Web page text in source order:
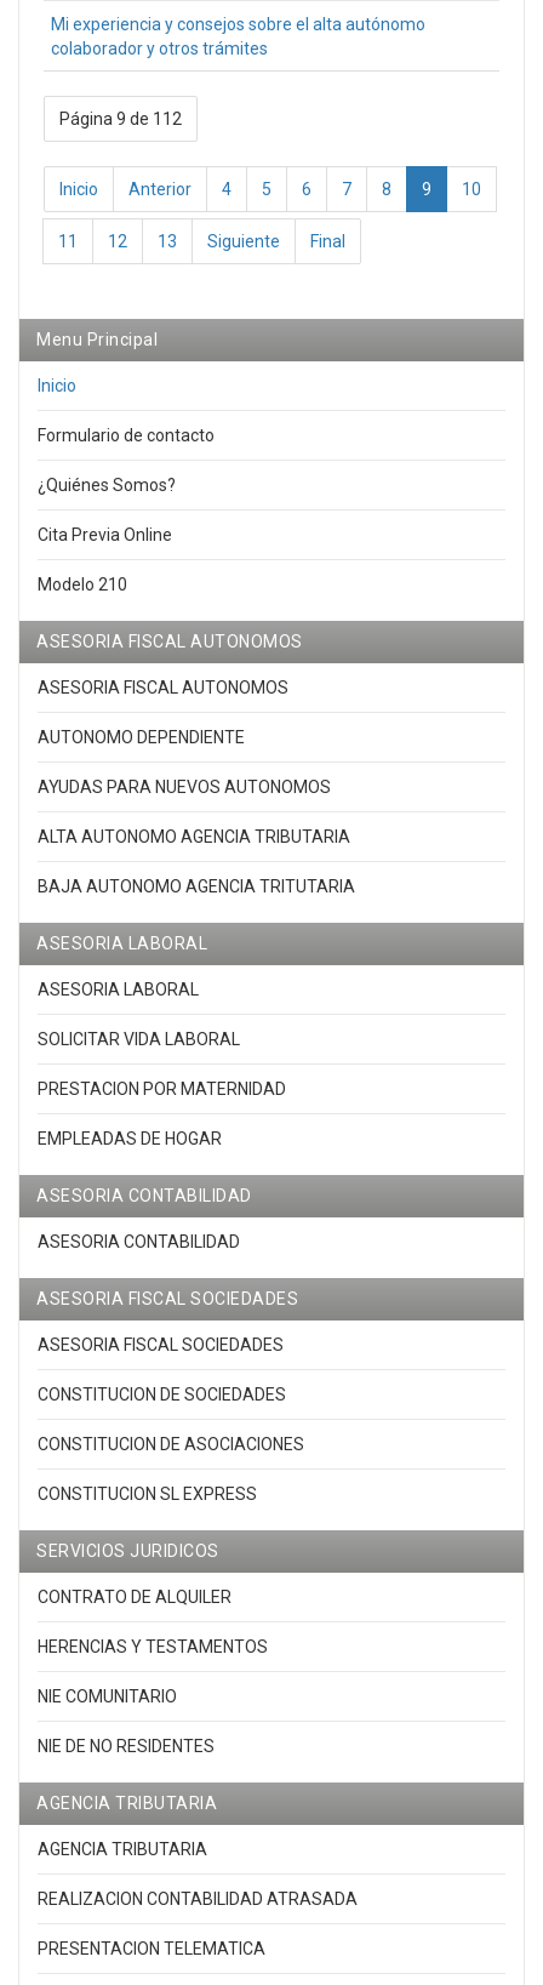
Mi experiencia y consejos sobre el alta autónomo
colaborador y otros trámites
Página 9 de 112
Inicio Anterior 4 5 6 7 8 9 10
11 12 13 Siguiente Final
Menu Principal
Inicio
Formulario de contacto
¿Quiénes Somos?
Cita Previa Online
Modelo 210
ASESORIA FISCAL AUTONOMOS
ASESORIA FISCAL AUTONOMOS
AUTONOMO DEPENDIENTE
AYUDAS PARA NUEVOS AUTONOMOS
ALTA AUTONOMO AGENCIA TRIBUTARIA
BAJA AUTONOMO AGENCIA TRITUTARIA
ASESORIA LABORAL
ASESORIA LABORAL
SOLICITAR VIDA LABORAL
PRESTACION POR MATERNIDAD
EMPLEADAS DE HOGAR
ASESORIA CONTABILIDAD
ASESORIA CONTABILIDAD
ASESORIA FISCAL SOCIEDADES
ASESORIA FISCAL SOCIEDADES
CONSTITUCION DE SOCIEDADES
CONSTITUCION DE ASOCIACIONES
CONSTITUCION SL EXPRESS
SERVICIOS JURIDICOS
CONTRATO DE ALQUILER
HERENCIAS Y TESTAMENTOS
NIE COMUNITARIO
NIE DE NO RESIDENTES
AGENCIA TRIBUTARIA
AGENCIA TRIBUTARIA
REALIZACION CONTABILIDAD ATRASADA
PRESENTACION TELEMATICA